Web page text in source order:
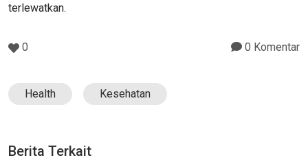
terlewatkan.
0 0 Komentar
Health Kesehatan
Berita Terkait